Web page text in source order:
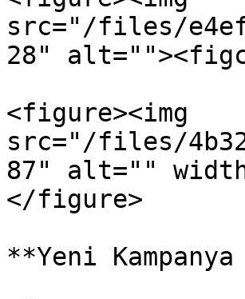
src="/files/
28"
<figure><img
src="/files/
87" alt=""
</figure>
**Yeni